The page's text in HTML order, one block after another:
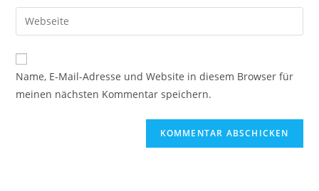
zum
Kommentieren
ein
E-
Mail-
zum
Kommentieren
ein
Gib
deine
Website-
URL
Name, E-Mail-Adresse und Website in diesem Browser für
meinen nächsten Kommentar speichern.